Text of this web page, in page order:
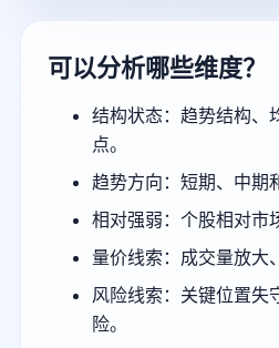
可以分析哪些维度？
结构状态：趋势结构、
点。
趋势方向：短期、中期
相对强弱：个股相对市
量价线索：成交量放大
风险线索：关键位置失
险。